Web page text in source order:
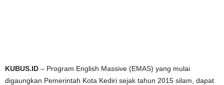
KUBUS.ID – Program English Massive (EMAS) yang mulai
digaungkan Pemerintah Kota Kediri sejak tahun 2015 silam, dapat